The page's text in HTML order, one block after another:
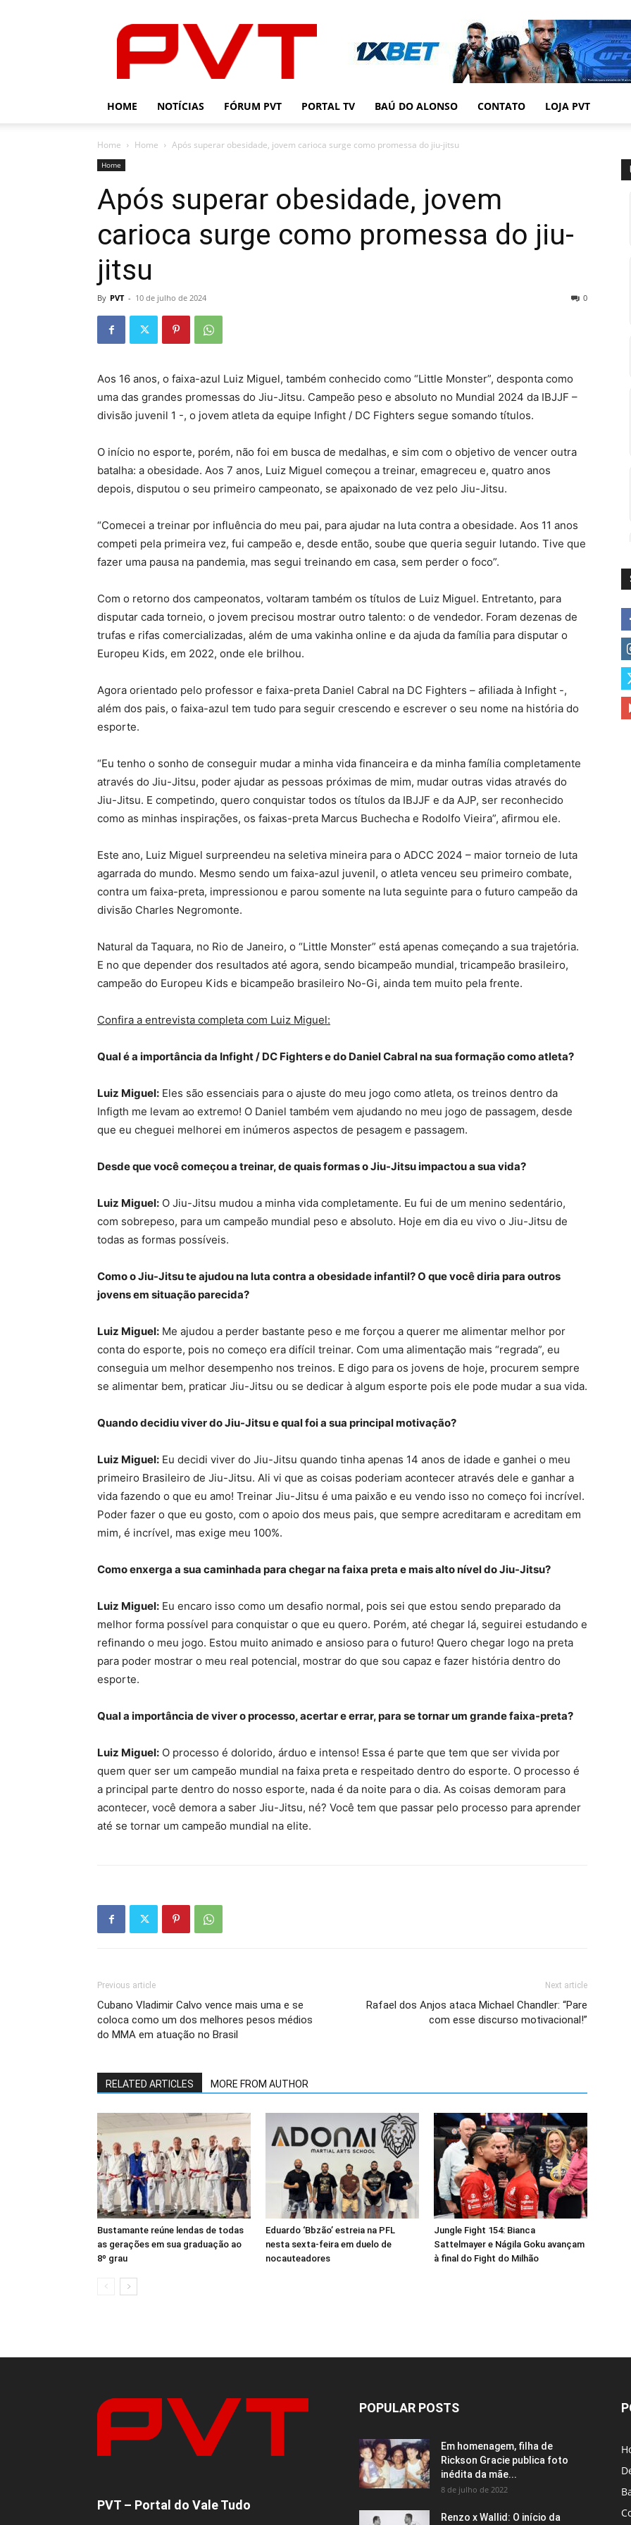
HOME NOTÍCIAS FÓRUM PVT PORTAL TV BAÚ DO ALONSO CONTATO LOJA PVT
Home Home Após superar obesidade, jovem carioca surge como promessa do jiu-jitsu
Home
Após superar obesidade, jovem
carioca surge como promessa do jiu-
jitsu
By PVT - 10 de julho de 2024 0
Aos 16 anos, o faixa-azul Luiz Miguel, também conhecido como “Little Monster”, desponta como
uma das grandes promessas do Jiu-Jitsu. Campeão peso e absoluto no Mundial 2024 da IBJJF –
divisão juvenil 1 -, o jovem atleta da equipe Infight / DC Fighters segue somando títulos.
O início no esporte, porém, não foi em busca de medalhas, e sim com o objetivo de vencer outra
batalha: a obesidade. Aos 7 anos, Luiz Miguel começou a treinar, emagreceu e, quatro anos
depois, disputou o seu primeiro campeonato, se apaixonado de vez pelo Jiu-Jitsu.
“Comecei a treinar por influência do meu pai, para ajudar na luta contra a obesidade. Aos 11 anos
competi pela primeira vez, fui campeão e, desde então, soube que queria seguir lutando. Tive que
fazer uma pausa na pandemia, mas segui treinando em casa, sem perder o foco”.
Com o retorno dos campeonatos, voltaram também os títulos de Luiz Miguel. Entretanto, para
disputar cada torneio, o jovem precisou mostrar outro talento: o de vendedor. Foram dezenas de
trufas e rifas comercializadas, além de uma vakinha online e da ajuda da família para disputar o
Europeu Kids, em 2022, onde ele brilhou.
Agora orientado pelo professor e faixa-preta Daniel Cabral na DC Fighters – afiliada à Infight -,
além dos pais, o faixa-azul tem tudo para seguir crescendo e escrever o seu nome na história do
esporte.
“Eu tenho o sonho de conseguir mudar a minha vida financeira e da minha família completamente
através do Jiu-Jitsu, poder ajudar as pessoas próximas de mim, mudar outras vidas através do
Jiu-Jitsu. E competindo, quero conquistar todos os títulos da IBJJF e da AJP, ser reconhecido
como as minhas inspirações, os faixas-preta Marcus Buchecha e Rodolfo Vieira”, afirmou ele.
Este ano, Luiz Miguel surpreendeu na seletiva mineira para o ADCC 2024 – maior torneio de luta
agarrada do mundo. Mesmo sendo um faixa-azul juvenil, o atleta venceu seu primeiro combate,
contra um faixa-preta, impressionou e parou somente na luta seguinte para o futuro campeão da
divisão Charles Negromonte.
Natural da Taquara, no Rio de Janeiro, o “Little Monster” está apenas começando a sua trajetória.
E no que depender dos resultados até agora, sendo bicampeão mundial, tricampeão brasileiro,
campeão do Europeu Kids e bicampeão brasileiro No-Gi, ainda tem muito pela frente.
Confira a entrevista completa com Luiz Miguel:
Qual é a importância da Infight / DC Fighters e do Daniel Cabral na sua formação como atleta?
Luiz Miguel: Eles são essenciais para o ajuste do meu jogo como atleta, os treinos dentro da
Infigth me levam ao extremo! O Daniel também vem ajudando no meu jogo de passagem, desde
que eu cheguei melhorei em inúmeros aspectos de pesagem e passagem.
Desde que você começou a treinar, de quais formas o Jiu-Jitsu impactou a sua vida?
Luiz Miguel: O Jiu-Jitsu mudou a minha vida completamente. Eu fui de um menino sedentário,
com sobrepeso, para um campeão mundial peso e absoluto. Hoje em dia eu vivo o Jiu-Jitsu de
todas as formas possíveis.
Como o Jiu-Jitsu te ajudou na luta contra a obesidade infantil? O que você diria para outros
jovens em situação parecida?
Luiz Miguel: Me ajudou a perder bastante peso e me forçou a querer me alimentar melhor por
conta do esporte, pois no começo era difícil treinar. Com uma alimentação mais “regrada”, eu
conseguia um melhor desempenho nos treinos. E digo para os jovens de hoje, procurem sempre
se alimentar bem, praticar Jiu-Jitsu ou se dedicar à algum esporte pois ele pode mudar a sua vida.
Quando decidiu viver do Jiu-Jitsu e qual foi a sua principal motivação?
Luiz Miguel: Eu decidi viver do Jiu-Jitsu quando tinha apenas 14 anos de idade e ganhei o meu
primeiro Brasileiro de Jiu-Jitsu. Ali vi que as coisas poderiam acontecer através dele e ganhar a
vida fazendo o que eu amo! Treinar Jiu-Jitsu é uma paixão e eu vendo isso no começo foi incrível.
Poder fazer o que eu gosto, com o apoio dos meus pais, que sempre acreditaram e acreditam em
mim, é incrível, mas exige meu 100%.
Como enxerga a sua caminhada para chegar na faixa preta e mais alto nível do Jiu-Jitsu?
Luiz Miguel: Eu encaro isso como um desafio normal, pois sei que estou sendo preparado da
melhor forma possível para conquistar o que eu quero. Porém, até chegar lá, seguirei estudando e
refinando o meu jogo. Estou muito animado e ansioso para o futuro! Quero chegar logo na preta
para poder mostrar o meu real potencial, mostrar do que sou capaz e fazer história dentro do
esporte.
Qual a importância de viver o processo, acertar e errar, para se tornar um grande faixa-preta?
Luiz Miguel: O processo é dolorido, árduo e intenso! Essa é parte que tem que ser vivida por
quem quer ser um campeão mundial na faixa preta e respeitado dentro do esporte. O processo é
a principal parte dentro do nosso esporte, nada é da noite para o dia. As coisas demoram para
acontecer, você demora a saber Jiu-Jitsu, né? Você tem que passar pelo processo para aprender
até se tornar um campeão mundial na elite.
Previous article
Cubano Vladimir Calvo vence mais uma e se
coloca como um dos melhores pesos médios
do MMA em atuação no Brasil
Next article
Rafael dos Anjos ataca Michael Chandler: “Pare
com esse discurso motivacional!”
RELATED ARTICLES MORE FROM AUTHOR
Bustamante reúne lendas de todas
as gerações em sua graduação ao
8º grau
Eduardo ‘Bbzão’ estreia na PFL
nesta sexta-feira em duelo de
nocauteadores
Jungle Fight 154: Bianca
Sattelmayer e Nágila Goku avançam
à final do Fight do Milhão
PVT – Portal do Vale Tudo
POPULAR POSTS
Em homenagem, filha de
Rickson Gracie publica foto
inédita da mãe...
8 de julho de 2022
Renzo x Wallid: O início da